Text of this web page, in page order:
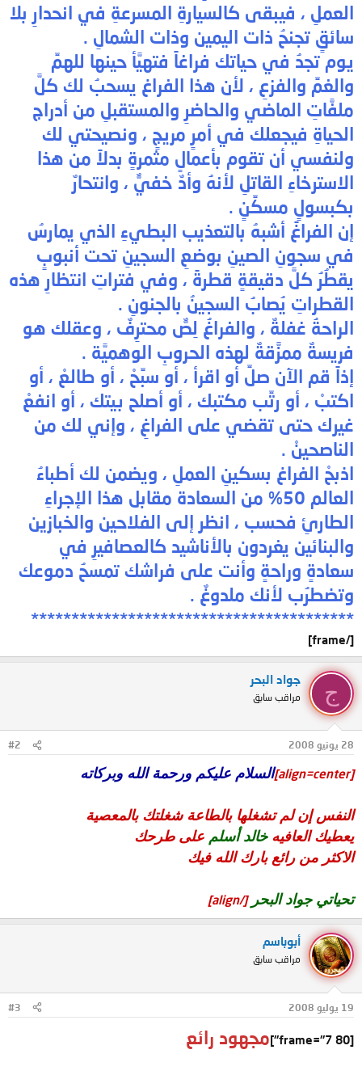
العملِ ، فيبقى كالسيارةِ المسرعةِ في انحدارِ بلا
سائقٍ تجنحُ ذات اليمين وذات الشمالِ .
يوم تجدُ في حياتك فراغاً فتهيَّأ حينها للهمِّ
والغمِّ والفزعِ ، لأن هذا الفراغ يسحبُ لك كلَّ
ملفَّاتِ الماضي والحاضرِ والمستقبلِ من أدراج
الحياةِ فيجعلك في أمرٍ مريجٍ ، ونصيحتي لك
ولنفسي أن تقوم بأعمالٍ مثمرةٍ بدلاً من هذا
الاسترخاءِ القاتلِ لأنهُ وأدٌ خفيٌّ ، وانتحارٌ
بكبسولٍ مسكِّنٍ .
إن الفراغً أشبهُ بالتعذيب البطيءِ الذي يمارسُ
في سجونِ الصينِ بوضعِ السجينِ تحت أنبوبٍ
يقطُرُ كلَّ دقيقةٍ قطرةً ، وفي فتراتِ انتظارِ هذه
القطراتِ يُصابُ السجينُ بالجنونِ .
الراحةُ غفلةٌ ، والفراغُ لِصٌّ محترِفٌ ، وعقلك هو
فريسةٌ ممزَّقةٌ لهذه الحروبِ الوهميَّة .
إذاً قم الآن صلِّ أو اقرأ ، أو سبِّحْ ، أو طالعْ ، أو
اكتبْ ، أو رتِّب مكتبك ، أو أصلح بيتك ، أو انفعْ
غيرك حتى تقضي على الفراغِ ، وإني لك من
الناصحينْ .
اذبحْ الفراغ بسكينِ العملِ ، ويضمن لك أطباءُ
العالم 50% من السعادة مقابل هذا الإجراءِ
الطارئِ فحسب ، انظر إلى الفلاحين والخبازين
والبنائين يغردون بالأناشيد كالعصافيرِ في
سعادةٍ وراحةٍ وأنت على فراشك تمسحُ دموعك
وتضطرُب لأنك ملدوغٌ .
****************************************
[/frame]
ج
جواد البحر
مراقب سابق
28 يونيو 2008 #2
[align=center] السلام عليكم ورحمة الله وبركاته
النفس إن لم تشغلها بالطاعة شغلتك بالمعصية
يعطيك العافيهخالد أسلم على طرحك
الاكثر من رائع بارك الله فيك
تحياتي جواد البحر[/align]
أبوباسم
مراقب سابق
19 يوليو 2008 #3
[frame="7 80"] مجهود رائع